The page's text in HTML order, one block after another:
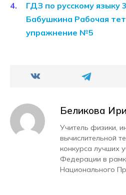
ГДЗ по русскому языку
Бабушкина Рабочая
упражнение №5
Беликова
Учитель физики,
вычислительной
конкурса лучших
Федерации в
Национального